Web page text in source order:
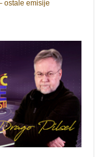
ostale emisije